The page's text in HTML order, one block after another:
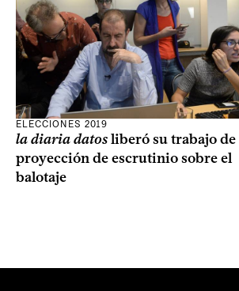
ELECCIONES 2019
la diaria datosliberó su trabajo de
proyección de escrutinio sobre el
balotaje